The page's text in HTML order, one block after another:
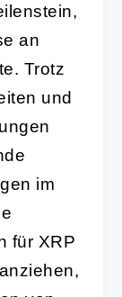
an
Trotz
und
im
für XRP